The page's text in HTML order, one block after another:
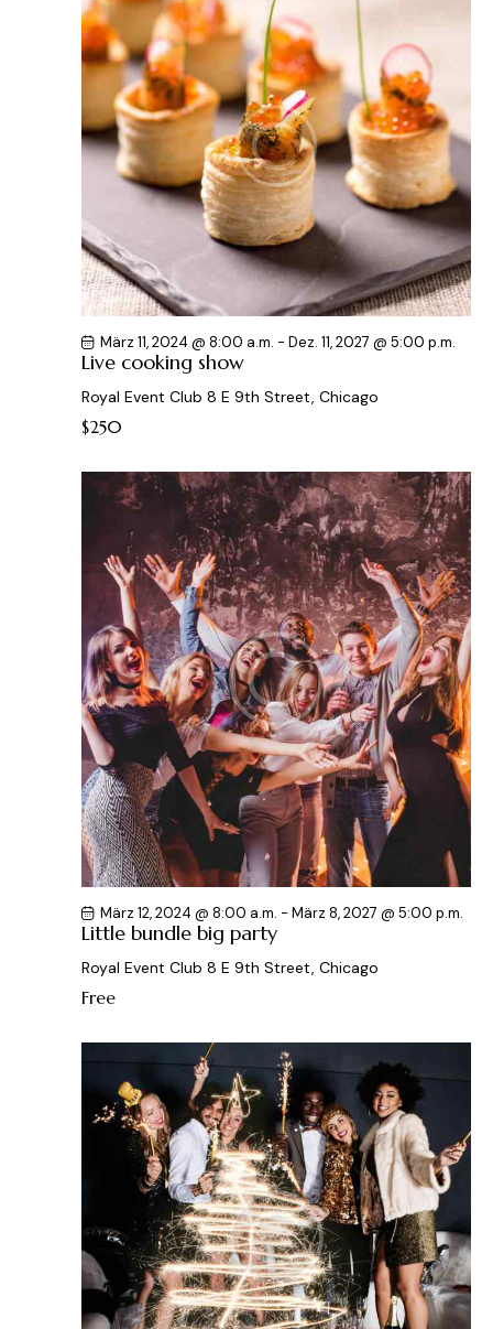
Live cooking show
März 11, 2024 @ 8:00 a.m. - Dez. 11, 2027 @ 5:00 p.m.
Royal Event Club 8 E 9th Street, Chicago
$250
Little bundle big party
März 12, 2024 @ 8:00 a.m. - März 8, 2027 @ 5:00 p.m.
Royal Event Club 8 E 9th Street, Chicago
Free